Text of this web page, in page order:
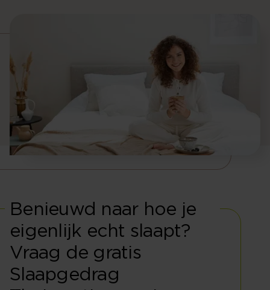
Benieuwd naar hoe je
eigenlijk echt slaapt?
Vraag de gratis
Slaapgedrag